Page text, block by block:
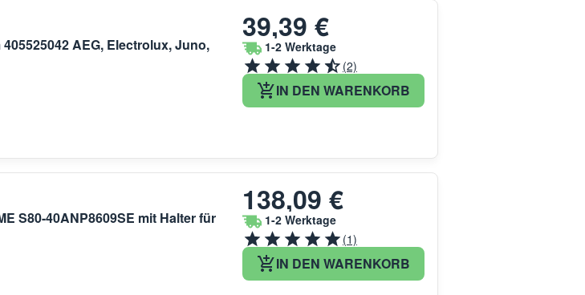
AEG, Electrolux, Juno,
39,39 €
1-2 Werktage
(2)
IN DEN WARENKORB
S80-40ANP8609SE mit Halter für
138,09 €
1-2 Werktage
(1)
IN DEN WARENKORB